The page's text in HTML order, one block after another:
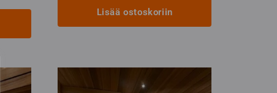
Lisää ostoskoriin